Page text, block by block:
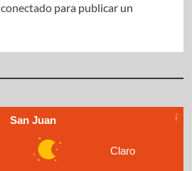
conectadopara publicar un
San Juan
Claro